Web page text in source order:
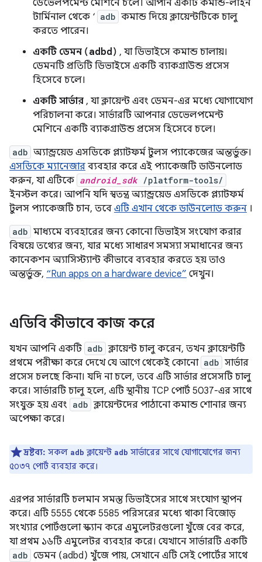
ডেভেলপমেন্ট মেশিনে চলে। আপনি একটি কমান্ড-লাইন
টার্মিনাল থেকে ‘ adb কমান্ড দিয়ে ক্লায়েন্টটিকে চালু
করতে পারেন।
একটি ডেমন (adbd) , যা ডিভাইসে কমান্ড চালায়।
ডেমনটি প্রতিটি ডিভাইসে একটি ব্যাকগ্রাউন্ড প্রসেস
হিসেবে চলে।
একটি সার্ভার , যা ক্লায়েন্ট এবং ডেমন-এর মধ্যে যোগাযোগ
পরিচালনা করে। সার্ভারটি আপনার ডেভেলপমেন্ট
মেশিনে একটি ব্যাকগ্রাউন্ড প্রসেস হিসেবে চলে।
adb অ্যান্ড্রয়েড এসডিকে প্ল্যাটফর্ম টুলস প্যাকেজের অন্তর্ভুক্ত।
এসডিকে ম্যানেজার ব্যবহার করে এই প্যাকেজটি ডাউনলোড
করুন, যা এটিকে android_sdk/platform-tools/
ইনস্টল করে। আপনি যদি স্বতন্ত্র অ্যান্ড্রয়েড এসডিকে প্ল্যাটফর্ম
টুলস প্যাকেজটি চান, তবে এটি এখান থেকে ডাউনলোড করুন ।
adb মাধ্যমে ব্যবহারের জন্য কোনো ডিভাইস সংযোগ করার
বিষয়ে তথ্যের জন্য, যার মধ্যে সাধারণ সমস্যা সমাধানের জন্য
কানেকশন অ্যাসিস্ট্যান্ট কীভাবে ব্যবহার করতে হয় তাও
অন্তর্ভুক্ত, “Run apps on a hardware device” দেখুন।
এডিবি কীভাবে কাজ করে
যখন আপনি একটি adb ক্লায়েন্ট চালু করেন, তখন ক্লায়েন্টটি
প্রথমে পরীক্ষা করে দেখে যে আগে থেকেই কোনো adb সার্ভার
প্রসেস চলছে কিনা। যদি না চলে, তবে এটি সার্ভার প্রসেসটি চালু
করে। সার্ভারটি চালু হলে, এটি স্থানীয় TCP পোর্ট 5037-এর সাথে
সংযুক্ত হয় এবং adb ক্লায়েন্টদের পাঠানো কমান্ড শোনার জন্য
অপেক্ষা করে।
দ্রষ্টব্য: সকল adb ক্লায়েন্ট adb সার্ভারের সাথে যোগাযোগের জন্য
৫০৩৭ পোর্ট ব্যবহার করে।
এরপর সার্ভারটি চলমান সমস্ত ডিভাইসের সাথে সংযোগ স্থাপন
করে। এটি 5555 থেকে 5585 পরিসরের মধ্যে থাকা বিজোড়
সংখ্যার পোর্টগুলো স্ক্যান করে এমুলেটরগুলো খুঁজে বের করে,
যা প্রথম ১৬টি এমুলেটর ব্যবহার করে। যেখানে সার্ভারটি একটি
adb ডেমন (adbd) খুঁজে পায়, সেখানে এটি সেই পোর্টের সাথে